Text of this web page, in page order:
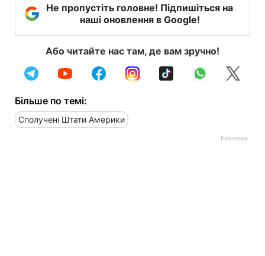
Не пропустіть головне! Підпишіться на
наші оновлення в Google!
Або читайте нас там, де вам зручно!
Більше по темі:
Сполучені Штати Америки